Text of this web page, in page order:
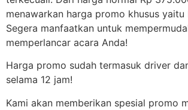
menawarkan harga promo khusus
Segera manfaatkan untuk
memperlancar acara Anda!
Harga promo sudah termasuk driver
selama 12 jam!
Kami akan memberikan spesial promo